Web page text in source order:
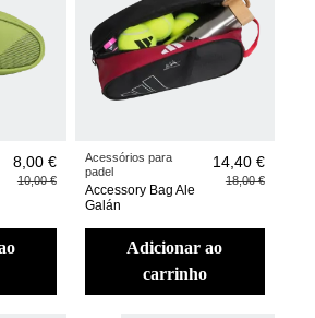
8,00 €
10,00 €
Acessórios para
padel
Accessory Bag Ale
Galán
14,40 €
18,00 €
adicionar ao
carrinho